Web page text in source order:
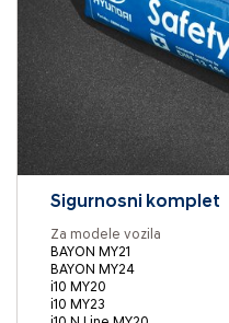
Sigurnosni komplet
Za modele vozila
BAYON MY21
BAYON MY24
i10 MY20
i10 MY23